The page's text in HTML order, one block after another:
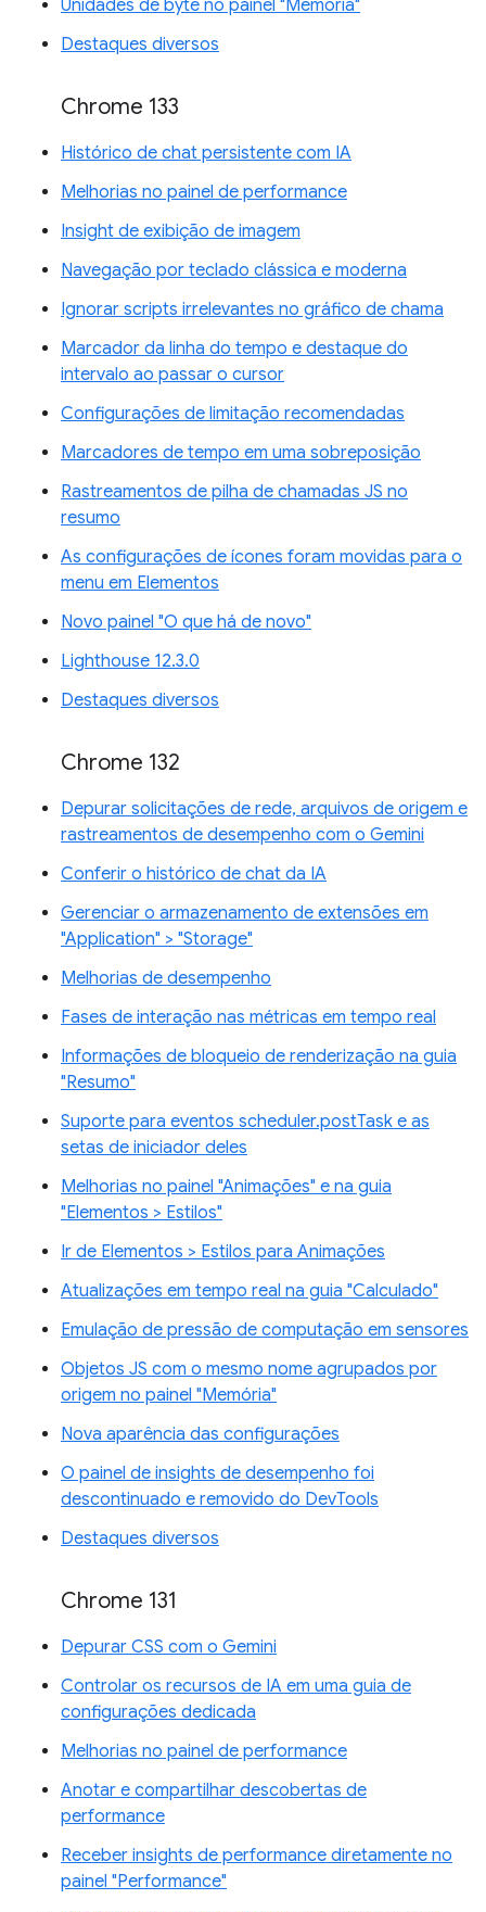
Unidades de byte no painel "Memória"
Destaques diversos
Chrome 133
Histórico de chat persistente com IA
Melhorias no painel de performance
Insight de exibição de imagem
Navegação por teclado clássica e moderna
Ignorar scripts irrelevantes no gráfico de chama
Marcador da linha do tempo e destaque do
intervalo ao passar o cursor
Configurações de limitação recomendadas
Marcadores de tempo em uma sobreposição
Rastreamentos de pilha de chamadas JS no
resumo
As configurações de ícones foram movidas para o
menu em Elementos
Novo painel "O que há de novo"
Lighthouse 12.3.0
Destaques diversos
Chrome 132
Depurar solicitações de rede, arquivos de origem e
rastreamentos de desempenho com o Gemini
Conferir o histórico de chat da IA
Gerenciar o armazenamento de extensões em
"Application" > "Storage"
Melhorias de desempenho
Fases de interação nas métricas em tempo real
Informações de bloqueio de renderização na guia
"Resumo"
Suporte para eventos scheduler.postTask e as
setas de iniciador deles
Melhorias no painel "Animações" e na guia
"Elementos > Estilos"
Ir de Elementos > Estilos para Animações
Atualizações em tempo real na guia "Calculado"
Emulação de pressão de computação em sensores
Objetos JS com o mesmo nome agrupados por
origem no painel "Memória"
Nova aparência das configurações
O painel de insights de desempenho foi
descontinuado e removido do DevTools
Destaques diversos
Chrome 131
Depurar CSS com o Gemini
Controlar os recursos de IA em uma guia de
configurações dedicada
Melhorias no painel de performance
Anotar e compartilhar descobertas de
performance
Receber insights de performance diretamente no
painel "Performance"